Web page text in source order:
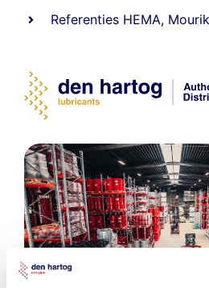
Referenties HEMA, Mourik